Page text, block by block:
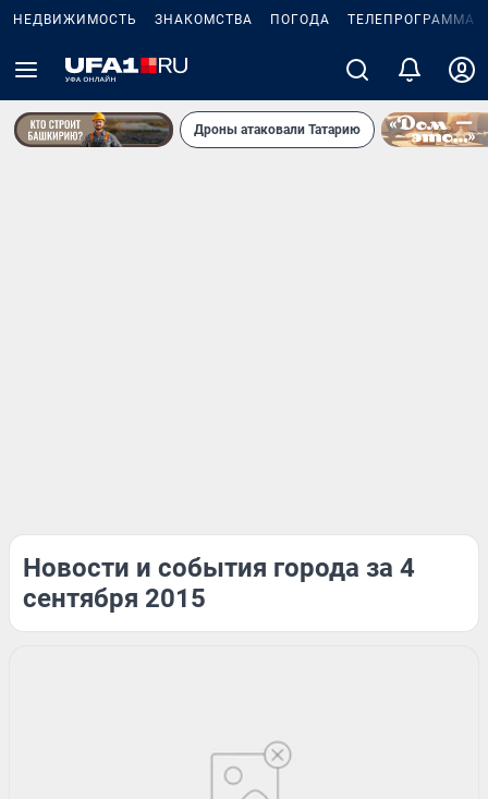
НЕДВИЖИМОСТЬ ЗНАКОМСТВА ПОГОДА ТЕЛЕПРОГРАММА
Дроны атаковали Татарию
Новости и события города за 4
сентября 2015